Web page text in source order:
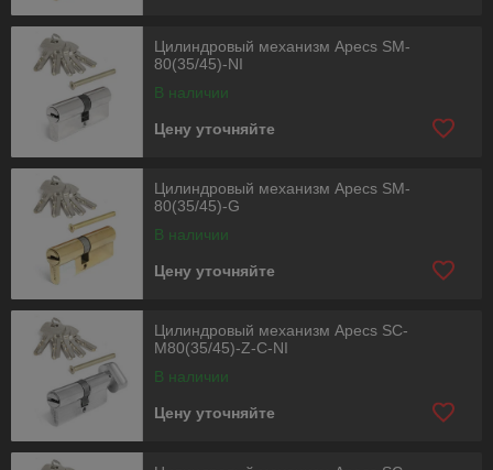
Цилиндровый механизм Apecs SM-
80(35/45)-NI
В наличии
Цену уточняйте
Цилиндровый механизм Apecs SM-
80(35/45)-G
В наличии
Цену уточняйте
Цилиндровый механизм Apecs SC-
M80(35/45)-Z-C-NI
В наличии
Цену уточняйте